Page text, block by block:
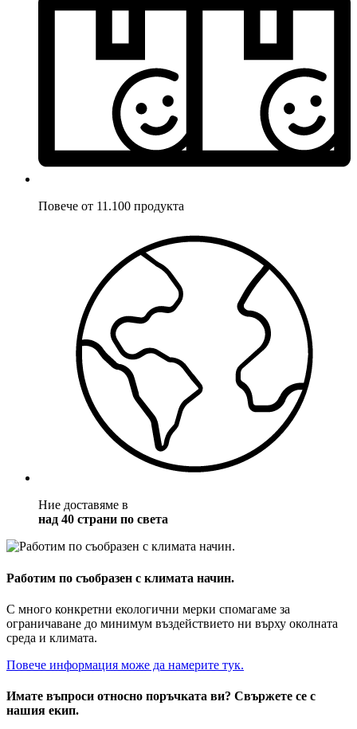
Повече от 11.100 продукта
Ние доставяме в
над 40 страни по света
Работим по съобразен с климата начин.
С много конкретни екологични мерки спомагаме за
ограничаване до минимум въздействието ни върху околната
среда и климата.
Повече информация може да намерите тук.
Имате въпроси относно поръчката ви? Свържете се с
нашия екип.